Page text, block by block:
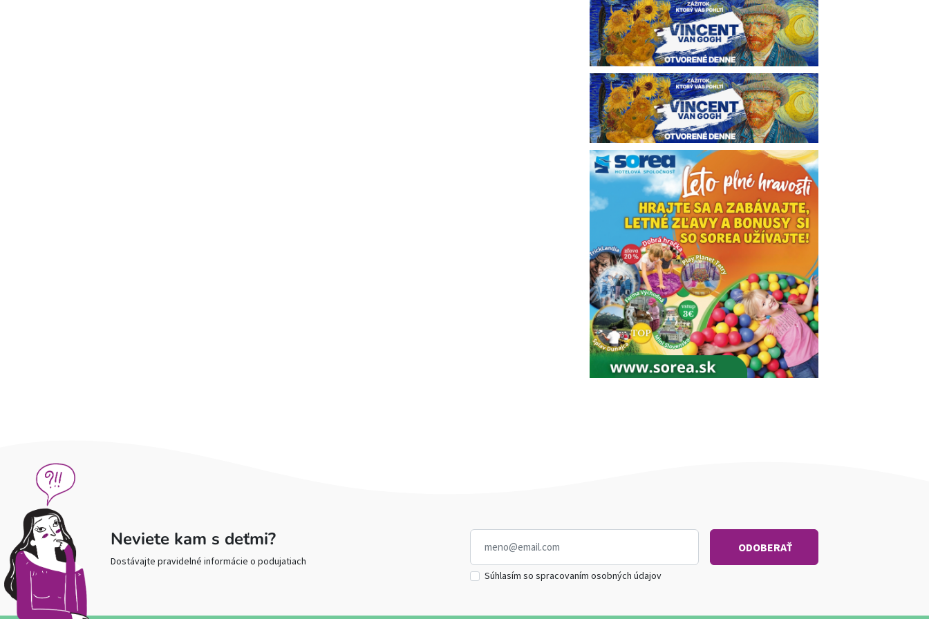
Neviete kam s deťmi?
Dostávajte pravidelné informácie o podujatiach
Súhlasím so spracovaním osobných údajov